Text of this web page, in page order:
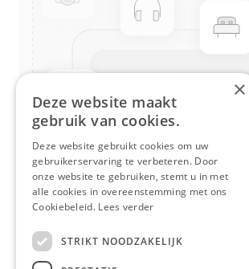
×
Deze website maakt
gebruik van cookies.
Deze website gebruikt cookies om uw
gebruikerservaring te verbeteren. Door
onze website te gebruiken, stemt u in met
alle cookies in overeenstemming met ons
Cookiebeleid. Lees verder
STRIKT NOODZAKELIJK